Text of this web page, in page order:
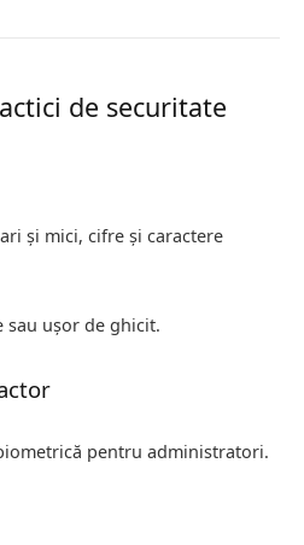
de securitate
și mici, cifre și caractere
sau ușor de ghicit.
pentru administratori.